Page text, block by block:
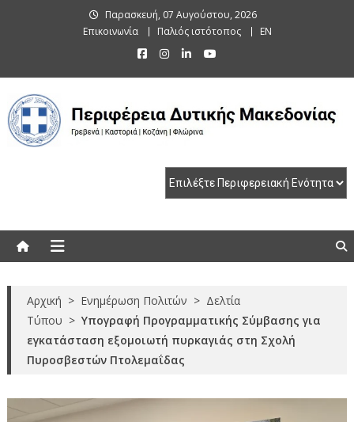
Παρασκευή, 07 Αυγούστου, 2026
Επικοινωνία
Παλιός ιστότοπος EN
Αρχική > Ενημέρωση Πολιτών > Δελτία
Τύπου > Υπογραφή Προγραμματικής Σύμβασης για
εγκατάσταση εξομοιωτή πυρκαγιάς στη Σχολή
Πυροσβεστών Πτολεμαΐδας